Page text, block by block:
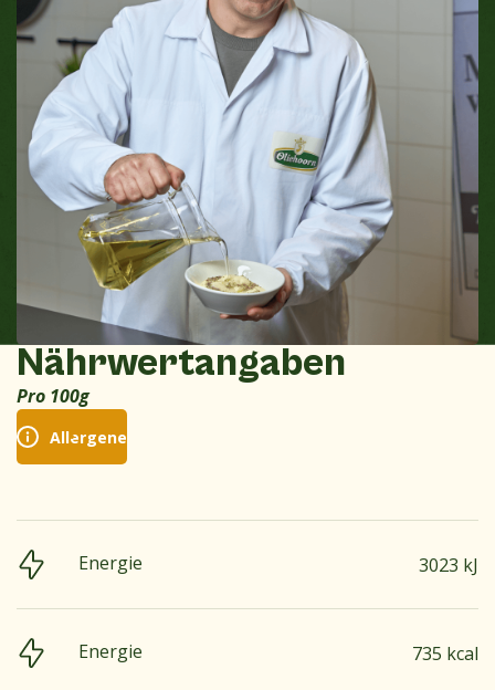
Nährwertangaben
Pro 100g
Allergene
Energie 3023 kJ
Energie 735 kcal